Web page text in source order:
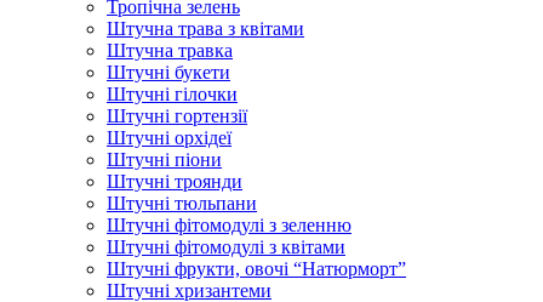
Тропічна зелень
Штучна трава з квітами
Штучна травка
Штучні букети
Штучні гілочки
Штучні гортензії
Штучні орхідеї
Штучні піони
Штучні троянди
Штучні тюльпани
Штучні фітомодулі з зеленню
Штучні фітомодулі з квітами
Штучні фрукти, овочі “Натюрморт”
Штучні хризантеми